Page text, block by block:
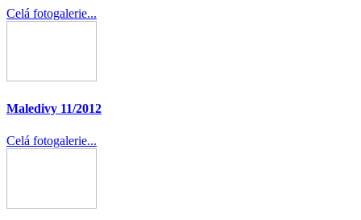
Celá fotogalerie...
Maledivy 11/2012
Celá fotogalerie...